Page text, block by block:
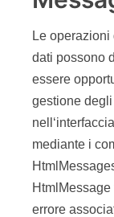
Le
dati possono
essere
gestione
mediante i
errore